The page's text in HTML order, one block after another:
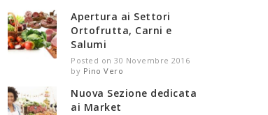
Apertura ai Settori
Ortofrutta, Carni e
Salumi
Posted on 30 Novembre 2016
by Pino Vero
Nuova Sezione dedicata
ai Market